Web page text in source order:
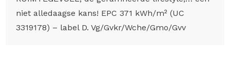
niet alledaagse kans! EPC 371 kWh/m² (UC
3319178) – label D. Vg/Gvkr/Wche/Gmo/Gvv